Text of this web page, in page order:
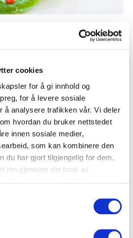
cookies
for å gi innhold og
for å levere sosiale
å analysere trafikken vår. Vi deler
hvordan du bruker nettstedet
innen sosiale medier,
som kan kombinere den
du har gjort tilgjengelig for dem,
inn gjennom din bruk av
– rester på kinesisk